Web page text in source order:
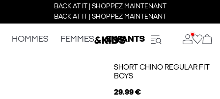
BACK AT IT | SHOPPEZ MAINTENANT
BACK AT IT | SHOPPEZ MAINTENANT
HOMMES FEMMES ENFANTS
SHORT CHINO REGULAR FIT
BOYS
29.99 €